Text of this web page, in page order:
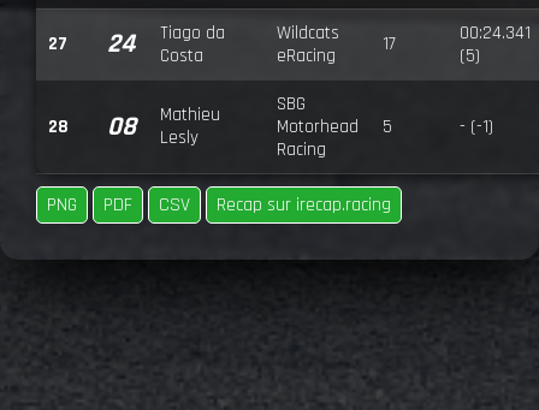
27 24
Tiago da
Costa
Wildcats
eRacing
17
00:24.341
(5)
28 08
Mathieu
Lesly
SBG
Motorhead
Racing
5 - (-1)
PNG PDF CSV Recap sur irecap.racing